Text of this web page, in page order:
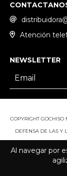
Al navegar por
Atención
NEWSLETTER
COPYRIGHT GOCHISO
DEFENSA DE LAS Y